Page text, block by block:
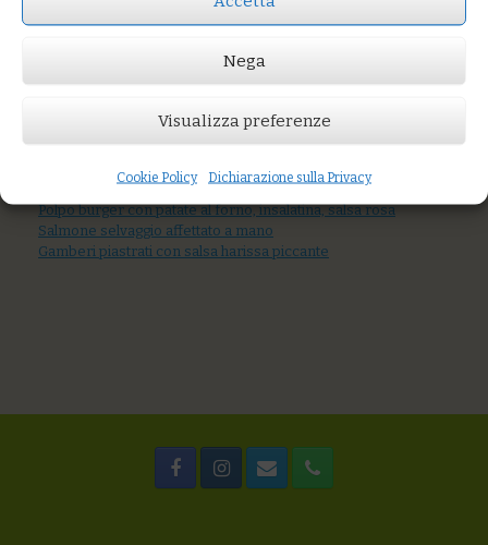
Nega
Visualizza preferenze
Cookie Policy Dichiarazione sulla Privacy
You might also like
Polpo burger con patate al forno, insalatina, salsa rosa
Salmone selvaggio affettato a mano
Gamberi piastrati con salsa harissa piccante